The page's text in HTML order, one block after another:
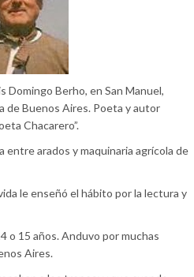
Domingo Berho, en San Manuel,
de Buenos Aires. Poeta y autor
Chacarero”.
entre arados y maquinaria agrícola de
le enseñó el hábito por la lectura y
o 15 años. Anduvo por muchas
Aires.